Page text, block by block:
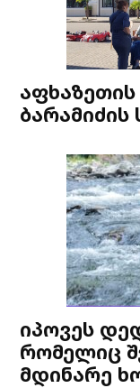
ბარამიძის
იპოვეს
რომელიც
მდინარე